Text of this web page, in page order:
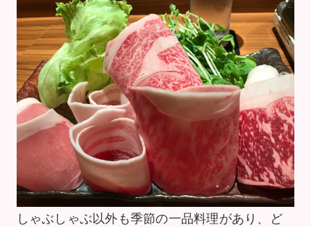
しゃぶしゃぶ以外も季節の一品料理があり、ど